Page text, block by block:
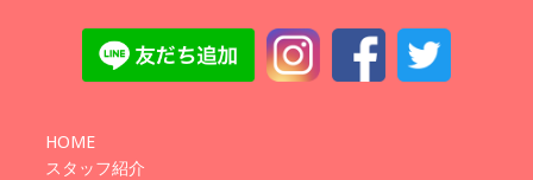
HOME
スタッフ紹介